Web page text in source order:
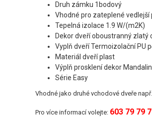
Druh zámku 1bodový
Vhodné pro zateplené
Tepelná izolace 1.9 W/(m2K)
Dekor dveří oboustranný zlatý
Vyplň dveří Termoizolační PU
Materiál dveří plast
Výplň prosklení dekor Mandalin
Série Easy
Vhodné jako druhé vchodové dveře
Pro více informací volejte: 603 79 79